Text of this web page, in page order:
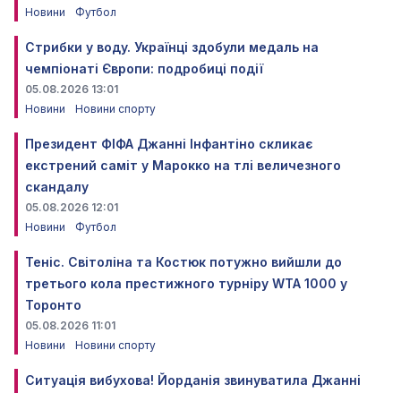
Новини
Футбол
Стрибки у воду. Українці здобули медаль на
чемпіонаті Європи: подробиці події
05.08.2026 13:01
Новини
Новини спорту
Президент ФІФА Джанні Інфантіно скликає
екстрений саміт у Марокко на тлі величезного
скандалу
05.08.2026 12:01
Новини
Футбол
Теніс. Світоліна та Костюк потужно вийшли до
третього кола престижного турніру WTA 1000 у
Торонто
05.08.2026 11:01
Новини
Новини спорту
Ситуація вибухова! Йорданія звинуватила Джанні